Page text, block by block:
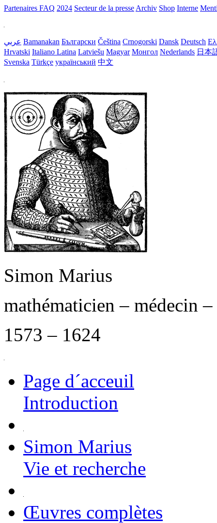
Partenaires FAQ 2024 Secteur de la presse Archiv Shop Interne
عربي Bamanakan Български Čeština Crnogorski Dansk Deutsch
Hrvatski Italiano Latina Latviešu Magyar Монгол Nederlands 日本
Svenska Türkçe український 中文
Simon Marius
mathématicien – médecin
1573 – 1624
Page d´acceuil
Introduction
Simon Marius
Vie et recherche
Œuvres complètes